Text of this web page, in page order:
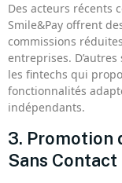
Des acteurs récents
Smile&Pay offrent
commissions
entreprises.
les fintechs qui
fonctionnalités
indépendants.
3. Promotion
Sans Contact